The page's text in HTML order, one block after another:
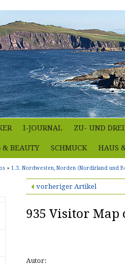
I-JOURNAL ZU- UND
& BEAUTY SCHMUCK HAUS
» 1.3. Nordwesten, Norden (Nordirland und
vorheriger Artikel
935 Visitor Map
Autor: